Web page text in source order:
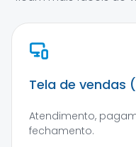
Tela de vendas
Atendimento,
fechamento.